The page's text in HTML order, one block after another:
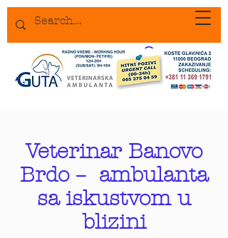
Veterinar Banovo
Brdo – ambulanta
sa iskustvom u
blizini